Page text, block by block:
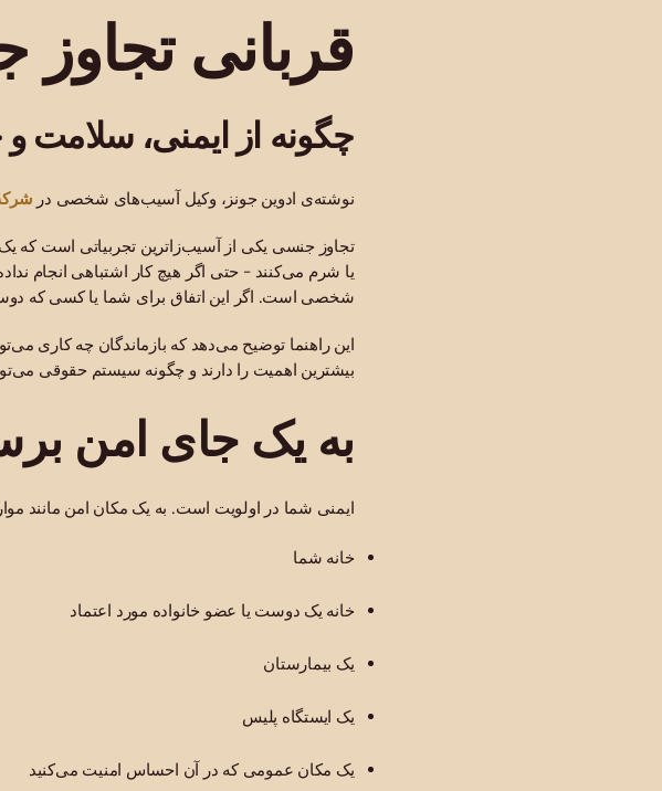
قربانی
چگونه از ایمنی، سلامت
نوشته‌ی ادوین جونز، وکیل آسیب‌های شخصی در
تجاوز جنسی یکی از آسیب‌زاترین تجربیاتی است که
یا شرم می‌کنند - حتی اگر هیچ کار اشتباهی انجام
شخصی است. اگر این اتفاق برای شما یا کسی که
این راهنما توضیح می‌دهد که بازماندگان چه کاری
بیشترین اهمیت را دارند و چگونه سیستم حقوقی
به یک جای امن
ایمنی شما در اولویت است. به یک مکان امن مانند
خانه شما
خانه یک دوست یا عضو خانواده مورد اعتماد
یک بیمارستان
یک ایستگاه پلیس
یک مکان عمومی که در آن احساس امنیت می‌کنید